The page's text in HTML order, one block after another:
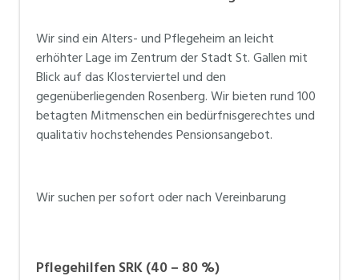
Sicherheit, Rettung, Polizei, Zoll
Verkauf, Handel, Kundenberatung,
Aussendienst
95 Bewohnerinnen und Bewohner
120 Angestellte
Wir sind ein Alters- und Pflegeheim an leicht
erhöhter Lage im Zentrum der Stadt St. Gallen mit
Blick auf das Klosterviertel und den
gegenüberliegenden Rosenberg. Wir bieten rund 100
betagten Mitmenschen ein bedürfnisgerechtes und
qualitativ hochstehendes Pensionsangebot.
Wir suchen per sofort oder nach Vereinbarung
Pflegehilfen SRK (40 – 80 %)